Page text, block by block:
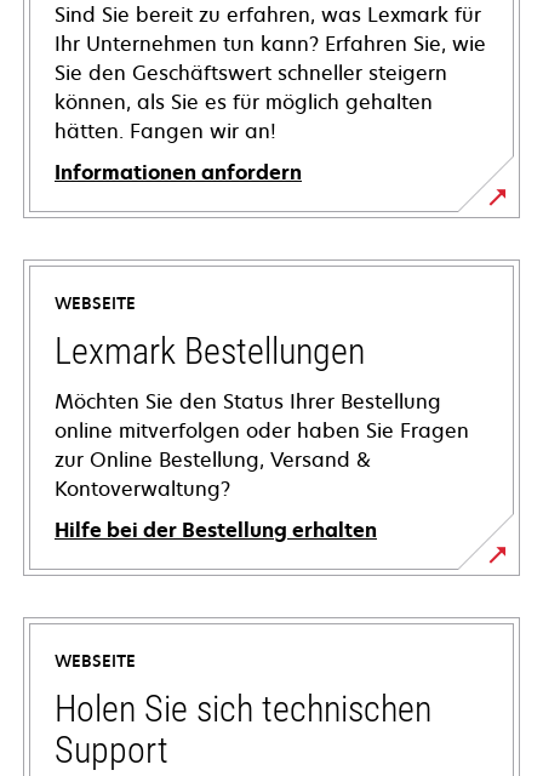
Sind Sie bereit zu erfahren, was Lexmark für
Ihr Unternehmen tun kann? Erfahren Sie, wie
Sie den Geschäftswert schneller steigern
können, als Sie es für möglich gehalten
hätten. Fangen wir an!
Informationen anfordern
WEBSEITE
Lexmark Bestellungen
Möchten Sie den Status Ihrer Bestellung
online mitverfolgen oder haben Sie Fragen
zur Online Bestellung, Versand &
Kontoverwaltung?
Hilfe bei der Bestellung erhalten
WEBSEITE
Holen Sie sich technischen
Support